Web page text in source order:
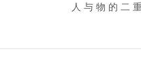
人 与 物 的 二